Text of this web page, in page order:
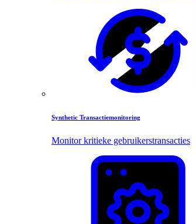
Synthetic Transactiemonitoring
Monitor kritieke gebruikerstransacties